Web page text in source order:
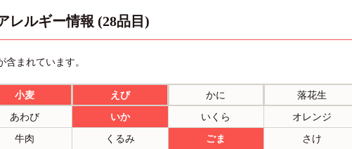
レルギー情報 (28品目)
まれています。
小麦 えび かに
落花生
あわび いか いくら
オレンジ
牛肉 くるみ ごま
さけ